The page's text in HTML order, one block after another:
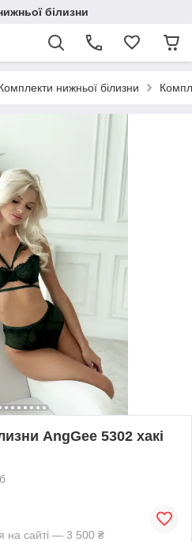
білизни
нижньої білизни
AngGee 5302 хакі
на сайті — 3 500 ₴